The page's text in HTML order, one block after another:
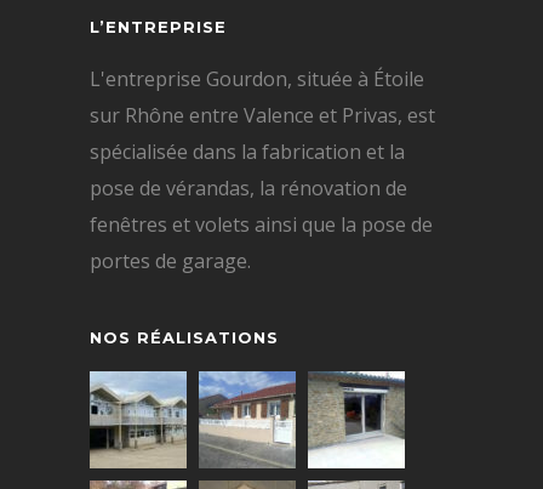
L’ENTREPRISE
L'entreprise Gourdon, située à Étoile
sur Rhône entre Valence et Privas, est
spécialisée dans la fabrication et la
pose de vérandas, la rénovation de
fenêtres et volets ainsi que la pose de
portes de garage.
NOS RÉALISATIONS